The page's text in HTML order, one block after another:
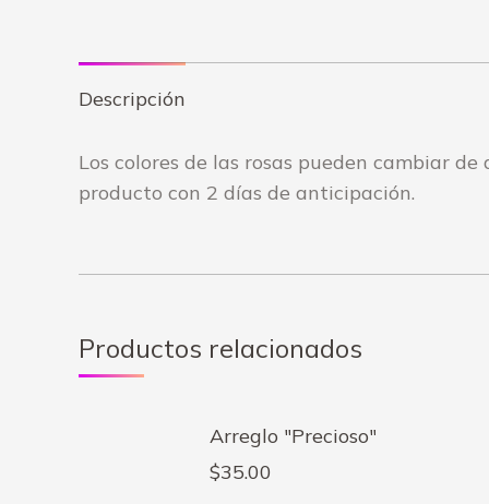
Descripción
Los colores de las rosas pueden cambiar
producto con 2 días de anticipación.
Productos relacionados
Arreglo "Precioso"
$35.00